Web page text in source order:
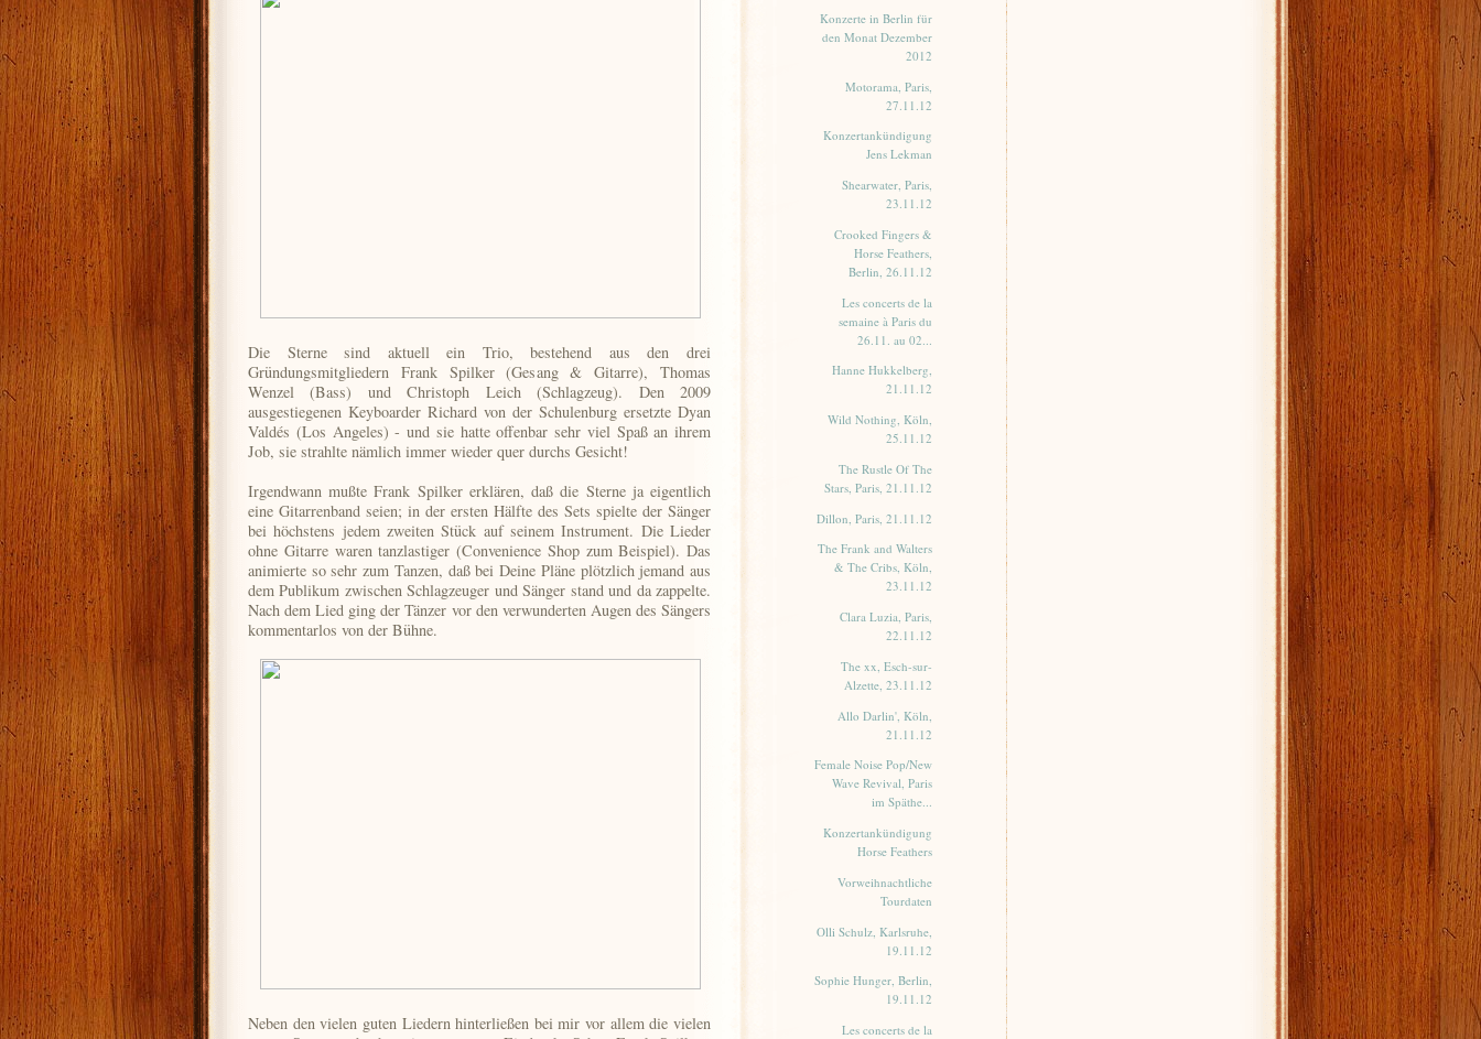
Die Sterne sind aktuell ein Trio, bestehend aus den drei
Gründungsmitgliedern Frank Spilker (Gesang & Gitarre), Thomas
Wenzel (Bass) und Christoph Leich (Schlagzeug). Den 2009
ausgestiegenen Keyboarder Richard von der Schulenburg ersetzte Dyan
Valdés (Los Angeles) - und sie hatte offenbar sehr viel Spaß an ihrem
Job, sie strahlte nämlich immer wieder quer durchs Gesicht!
Irgendwann mußte Frank Spilker erklären, daß die Sterne ja eigentlich
eine Gitarrenband seien; in der ersten Hälfte des Sets spielte der Sänger
bei höchstens jedem zweiten Stück auf seinem Instrument. Die Lieder
ohne Gitarre waren tanzlastiger (Convenience Shop zum Beispiel). Das
animierte so sehr zum Tanzen, daß bei Deine Pläne plötzlich jemand aus
dem Publikum zwischen Schlagzeuger und Sänger stand und da zappelte.
Nach dem Lied ging der Tänzer vor den verwunderten Augen des Sängers
kommentarlos von der Bühne.
Neben den vielen guten Liedern hinterließen bei mir vor allem die vielen
Konzerte in Berlin für
den Monat Dezember
2012
Motorama, Paris,
27.11.12
Konzertankündigung
Jens Lekman
Shearwater, Paris,
23.11.12
Crooked Fingers &
Horse Feathers,
Berlin, 26.11.12
Les concerts de la
semaine à Paris du
26.11. au 02...
Hanne Hukkelberg,
21.11.12
Wild Nothing, Köln,
25.11.12
The Rustle Of The
Stars, Paris, 21.11.12
Dillon, Paris, 21.11.12
The Frank and Walters
& The Cribs, Köln,
23.11.12
Clara Luzia, Paris,
22.11.12
The xx, Esch-sur-
Alzette, 23.11.12
Allo Darlin', Köln,
21.11.12
Female Noise Pop/New
Wave Revival, Paris
im Späthe...
Konzertankündigung
Horse Feathers
Vorweihnachtliche
Tourdaten
Olli Schulz, Karlsruhe,
19.11.12
Sophie Hunger, Berlin,
19.11.12
Les concerts de la